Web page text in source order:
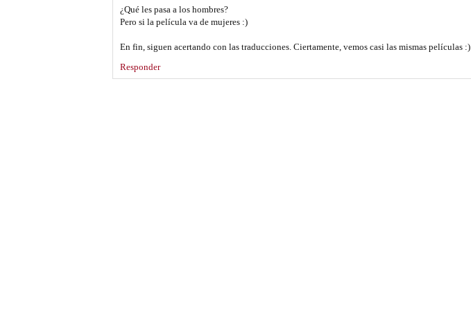
¿Qué les pasa a los hombres?
Pero si la película va de mujeres :)
En fin, siguen acertando con las traducciones. Ciertamente, vemos casi las mismas películas :)
Responder